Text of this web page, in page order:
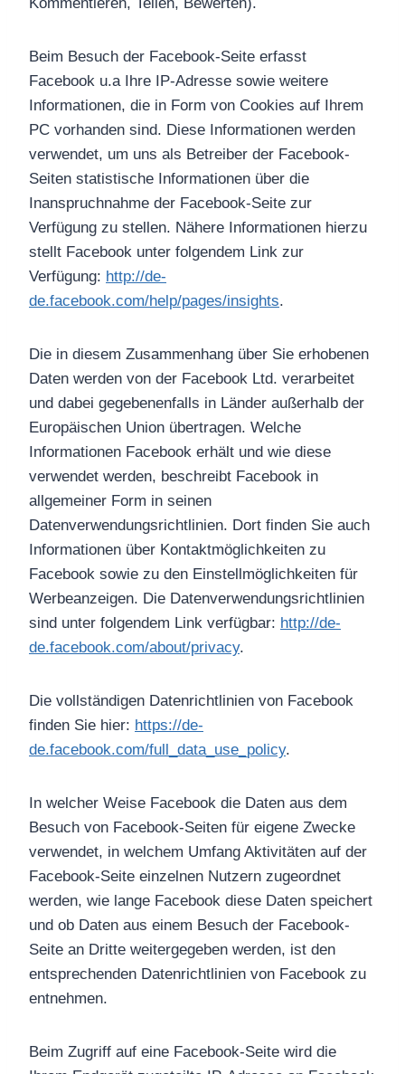
Beim Besuch der Facebook-Seite erfasst
Facebook u.a Ihre IP-Adresse sowie weitere
Informationen, die in Form von Cookies auf Ihrem
PC vorhanden sind. Diese Informationen werden
verwendet, um uns als Betreiber der Facebook-
Seiten statistische Informationen über die
Inanspruchnahme der Facebook-Seite zur
Verfügung zu stellen. Nähere Informationen hierzu
stellt Facebook unter folgendem Link zur
Verfügung: http://de-
de.facebook.com/help/pages/insights.
Die in diesem Zusammenhang über Sie erhobenen
Daten werden von der Facebook Ltd. verarbeitet
und dabei gegebenenfalls in Länder außerhalb der
Europäischen Union übertragen. Welche
Informationen Facebook erhält und wie diese
verwendet werden, beschreibt Facebook in
allgemeiner Form in seinen
Datenverwendungsrichtlinien. Dort finden Sie auch
Informationen über Kontaktmöglichkeiten zu
Facebook sowie zu den Einstellmöglichkeiten für
Werbeanzeigen. Die Datenverwendungsrichtlinien
sind unter folgendem Link verfügbar: http://de-
de.facebook.com/about/privacy.
Die vollständigen Datenrichtlinien von Facebook
finden Sie hier: https://de-
de.facebook.com/full_data_use_policy.
In welcher Weise Facebook die Daten aus dem
Besuch von Facebook-Seiten für eigene Zwecke
verwendet, in welchem Umfang Aktivitäten auf der
Facebook-Seite einzelnen Nutzern zugeordnet
werden, wie lange Facebook diese Daten speichert
und ob Daten aus einem Besuch der Facebook-
Seite an Dritte weitergegeben werden, ist den
entsprechenden Datenrichtlinien von Facebook zu
entnehmen.
Beim Zugriff auf eine Facebook-Seite wird die